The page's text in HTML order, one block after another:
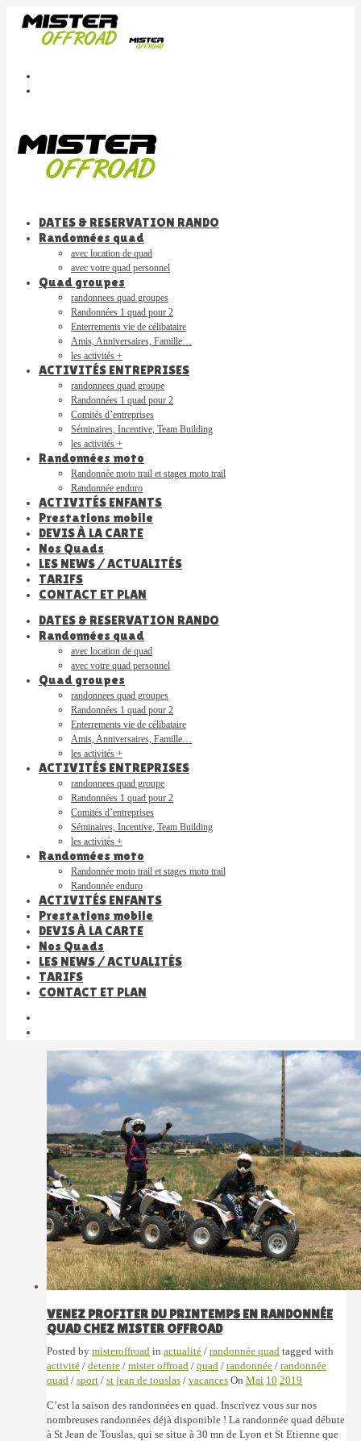
DATES & RESERVATION RANDO
Randonnées quad
avec location de quad
avec votre quad personnel
Quad groupes
randonnees quad groupes
Randonnées 1 quad pour 2
Enterrements vie de célibataire
Amis, Anniversaires, Famille…
les activités +
ACTIVITÉS ENTREPRISES
randonnees quad groupe
Randonnées 1 quad pour 2
Comités d’entreprises
Séminaires, Incentive, Team Building
les activités +
Randonnées moto
Randonnée moto trail et stages moto trail
Randonnée enduro
ACTIVITÉS ENFANTS
Prestations mobile
DEVIS À LA CARTE
Nos Quads
LES NEWS / ACTUALITÉS
TARIFS
CONTACT ET PLAN
DATES & RESERVATION RANDO
Randonnées quad
avec location de quad
avec votre quad personnel
Quad groupes
randonnees quad groupes
Randonnées 1 quad pour 2
Enterrements vie de célibataire
Amis, Anniversaires, Famille…
les activités +
ACTIVITÉS ENTREPRISES
randonnees quad groupe
Randonnées 1 quad pour 2
Comités d’entreprises
Séminaires, Incentive, Team Building
les activités +
Randonnées moto
Randonnée moto trail et stages moto trail
Randonnée enduro
ACTIVITÉS ENFANTS
Prestations mobile
DEVIS À LA CARTE
Nos Quads
LES NEWS / ACTUALITÉS
TARIFS
CONTACT ET PLAN
VENEZ PROFITER DU PRINTEMPS EN RANDONNÉE
QUAD CHEZ MISTER OFFROAD
Posted by misteroffroad in actualité / randonnée quad tagged with
activité / detente / mister offroad / quad / randonnée / randonnée
quad / sport / st jean de touslas / vacances On Mai 10 2019
C’est la saison des randonnées en quad. Inscrivez vous sur nos
nombreuses randonnées déjà disponible ! La randonnée quad débute
à St Jean de Touslas, qui se situe à 30 mn de Lyon et St Etienne que